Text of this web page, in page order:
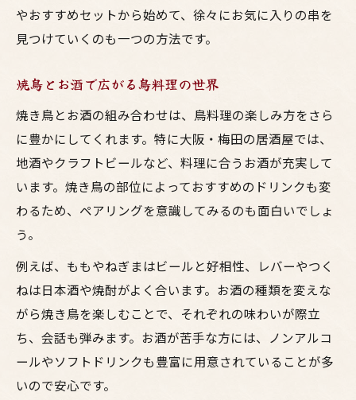
やおすすめセットから始めて、徐々にお気に入りの串を
見つけていくのも一つの方法です。
焼鳥とお酒で広がる鳥料理の世界
焼き鳥とお酒の組み合わせは、鳥料理の楽しみ方をさら
に豊かにしてくれます。特に大阪・梅田の居酒屋では、
地酒やクラフトビールなど、料理に合うお酒が充実して
います。焼き鳥の部位によっておすすめのドリンクも変
わるため、ペアリングを意識してみるのも面白いでしょ
う。
例えば、ももやねぎまはビールと好相性、レバーやつく
ねは日本酒や焼酎がよく合います。お酒の種類を変えな
がら焼き鳥を楽しむことで、それぞれの味わいが際立
ち、会話も弾みます。お酒が苦手な方には、ノンアルコ
ールやソフトドリンクも豊富に用意されていることが多
いので安心です。